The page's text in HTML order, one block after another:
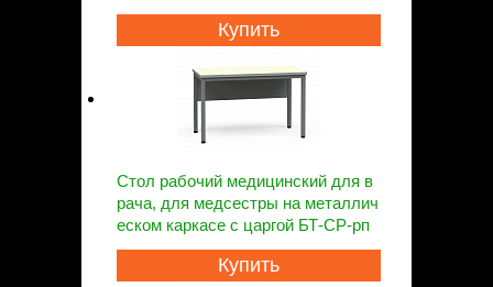
Купить
Стол рабочий медицинский для в
рача, для медсестры на металлич
еском каркасе с царгой БТ-СР-рп
Купить